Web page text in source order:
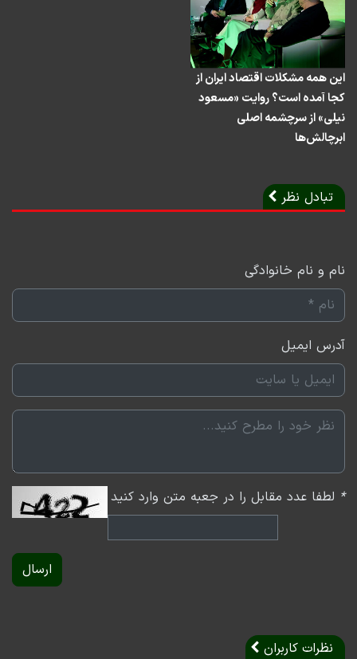
این همه مشکلات اقتصاد ایران از
کجا آمده است؟ روایت «مسعود
نیلی» از سرچشمه اصلی
ابرچالش‌ها
تبادل نظر
نام و نام خانوادگی
آدرس ایمیل
* لطفا عدد مقابل را در جعبه متن وارد کنید
ارسال
نظرات کاربران